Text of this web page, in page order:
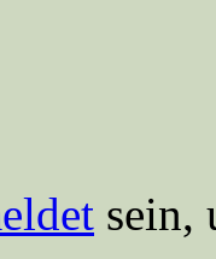
sein,